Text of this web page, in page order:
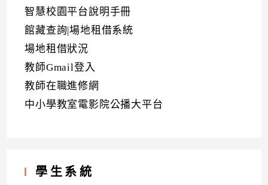
智慧校園平台說明手冊
館藏查詢|場地租借系統
場地租借狀況
教師Gmail登入
教師在職進修網
中小學教室電影院公播大平台
學生系統